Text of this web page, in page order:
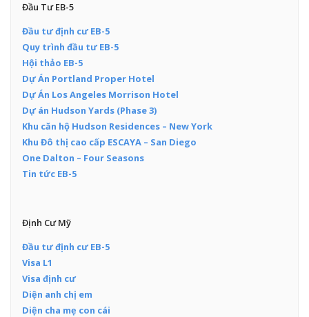
Đầu Tư EB-5
Đầu tư định cư EB-5
Quy trình đầu tư EB-5
Hội thảo EB-5
Dự Án Portland Proper Hotel
Dự Án Los Angeles Morrison Hotel
Dự án Hudson Yards (Phase 3)
Khu căn hộ Hudson Residences – New York
Khu Đô thị cao cấp ESCAYA – San Diego
One Dalton – Four Seasons
Tin tức EB-5
Định Cư Mỹ
Đầu tư định cư EB-5
Visa L1
Visa định cư
Diện anh chị em
Diện cha mẹ con cái